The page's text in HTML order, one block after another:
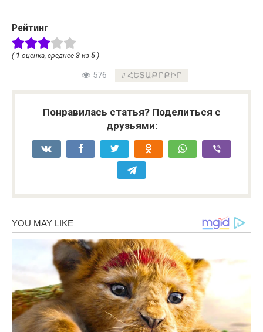
Рейтинг
( 1 оценка, среднее 3 из 5 )
576 ՀԵՏԱՔՐՔԻՐ
Понравилась статья? Поделиться с
друзьями: